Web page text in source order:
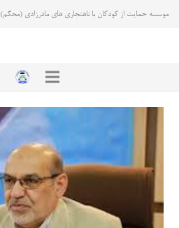
موسسه حمایت از کودکان با ناهنجاری های مادرزادی (محکم)